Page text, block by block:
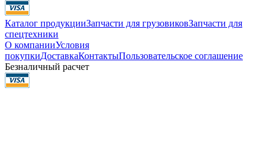
Каталог продукцииЗапчасти для грузовиковЗапчасти для
спецтехники
О компанииУсловия
покупкиДоставкаКонтактыПользовательское соглашение
Безналичный расчет